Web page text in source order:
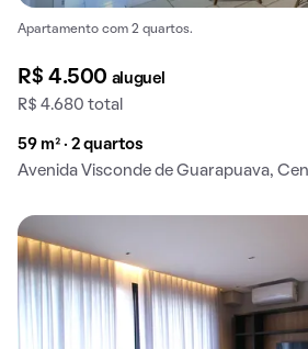
Apartamento com 2 quartos.
R$ 4.500 aluguel
R$ 4.680 total
59 m² · 2 quartos
Avenida Visconde de Guarapuava,